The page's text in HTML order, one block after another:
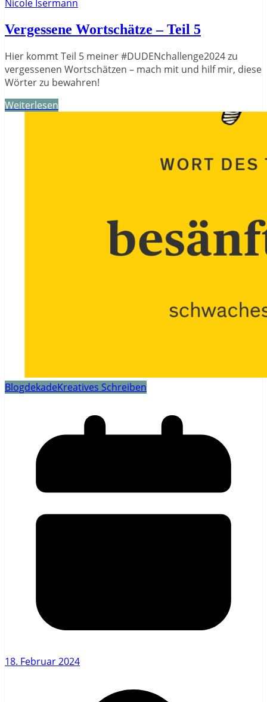
Nicole Isermann
Vergessene Wortschätze – Teil 5
Hier kommt Teil 5 meiner #DUDENchallenge2024 zu
vergessenen Wortschätzen – mach mit und hilf mir, diese
Wörter zu bewahren!
Weiterlesen
BlogdekadeKreatives Schreiben
18. Februar 2024